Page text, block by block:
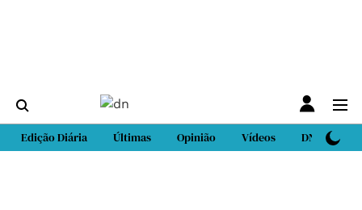
Edição Diária Últimas Opinião Vídeos DN Sport